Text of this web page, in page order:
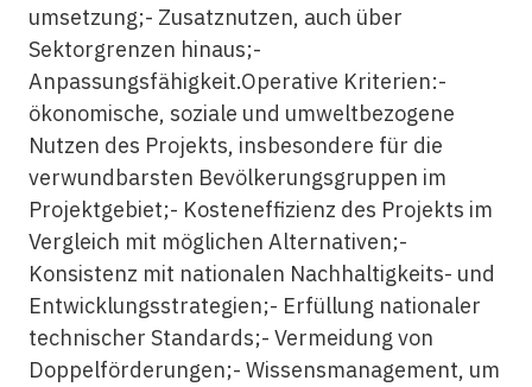
umsetzung;- Zusatznutzen, auch über
Sektorgrenzen hinaus;-
Anpassungsfähigkeit.Operative Kriterien:-
ökonomische, soziale und umweltbezogene
Nutzen des Projekts, insbesondere für die
verwundbarsten Bevölkerungsgruppen im
Projektgebiet;- Kosteneffizienz des Projekts im
Vergleich mit möglichen Alternativen;-
Konsistenz mit nationalen Nachhaltigkeits- und
Entwicklungsstrategien;- Erfüllung nationaler
technischer Standards;- Vermeidung von
Doppelförderungen;- Wissensmanagement, um